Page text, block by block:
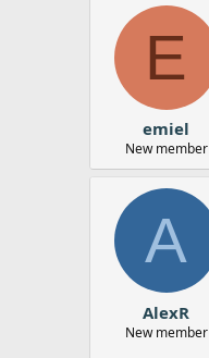
E
emiel
New member
A
AlexR
New member